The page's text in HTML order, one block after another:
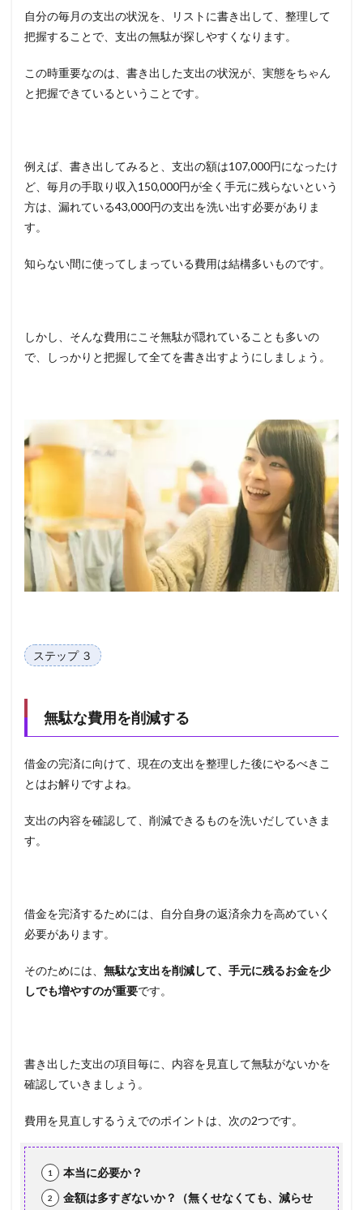
自分の毎月の支出の状況を、リストに書き出して、整理して
把握することで、支出の無駄が探しやすくなります。
この時重要なのは、書き出した支出の状況が、実態をちゃん
と把握できているということです。
例えば、書き出してみると、支出の額は107,000円になったけ
ど、毎月の手取り収入150,000円が全く手元に残らないという
方は、漏れている43,000円の支出を洗い出す必要がありま
す。
知らない間に使ってしまっている費用は結構多いものです。
しかし、そんな費用にこそ無駄が隠れていることも多いの
で、しっかりと把握して全てを書き出すようにしましょう。
ステップ ３
無駄な費用を削減する
借金の完済に向けて、現在の支出を整理した後にやるべきこ
とはお解りですよね。
支出の内容を確認して、削減できるものを洗いだしていきま
す。
借金を完済するためには、自分自身の返済余力を高めていく
必要があります。
そのためには、 無駄な支出を削減して、手元に残るお金を少
しでも増やすのが重要です。
書き出した支出の項目毎に、内容を見直して無駄がないかを
確認していきましょう。
費用を見直しするうえでのポイントは、次の2つです。
本当に必要か？
金額は多すぎないか？（無くせなくても、減らせ